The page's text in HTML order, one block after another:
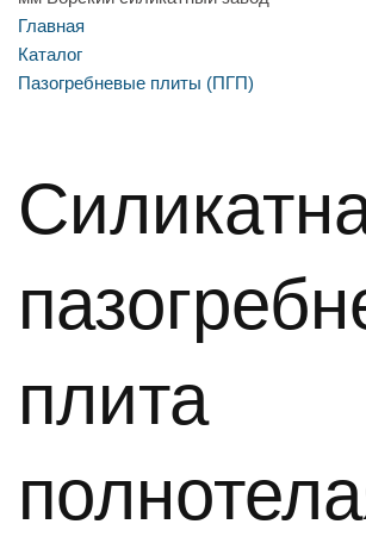
Главная
Каталог
Пазогребневые плиты (ПГП)
плита